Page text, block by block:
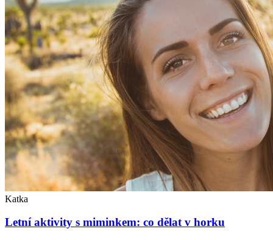
Katka
Letní aktivity s miminkem: co dělat v horku